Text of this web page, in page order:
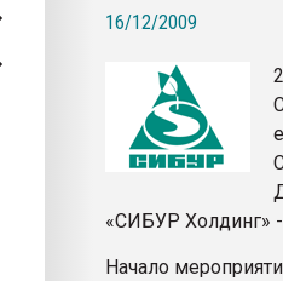
16/12/2009
«СИБУР Холдинг»
Начало